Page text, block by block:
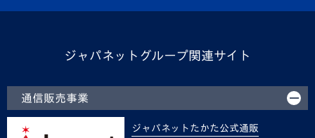
ジャパネットグループ関連サイト
通信販売事業
ジャパネットたかた公式通販